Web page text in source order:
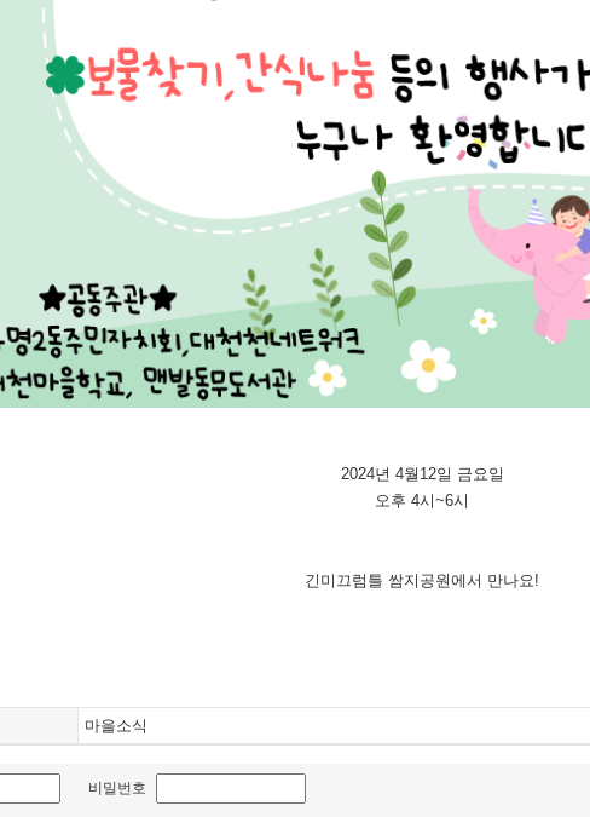
2024년 4월12일 금요일
오후 4시~6시
긴미끄럼틀 쌈지공원에서 만나요!
마을소식
비밀번호